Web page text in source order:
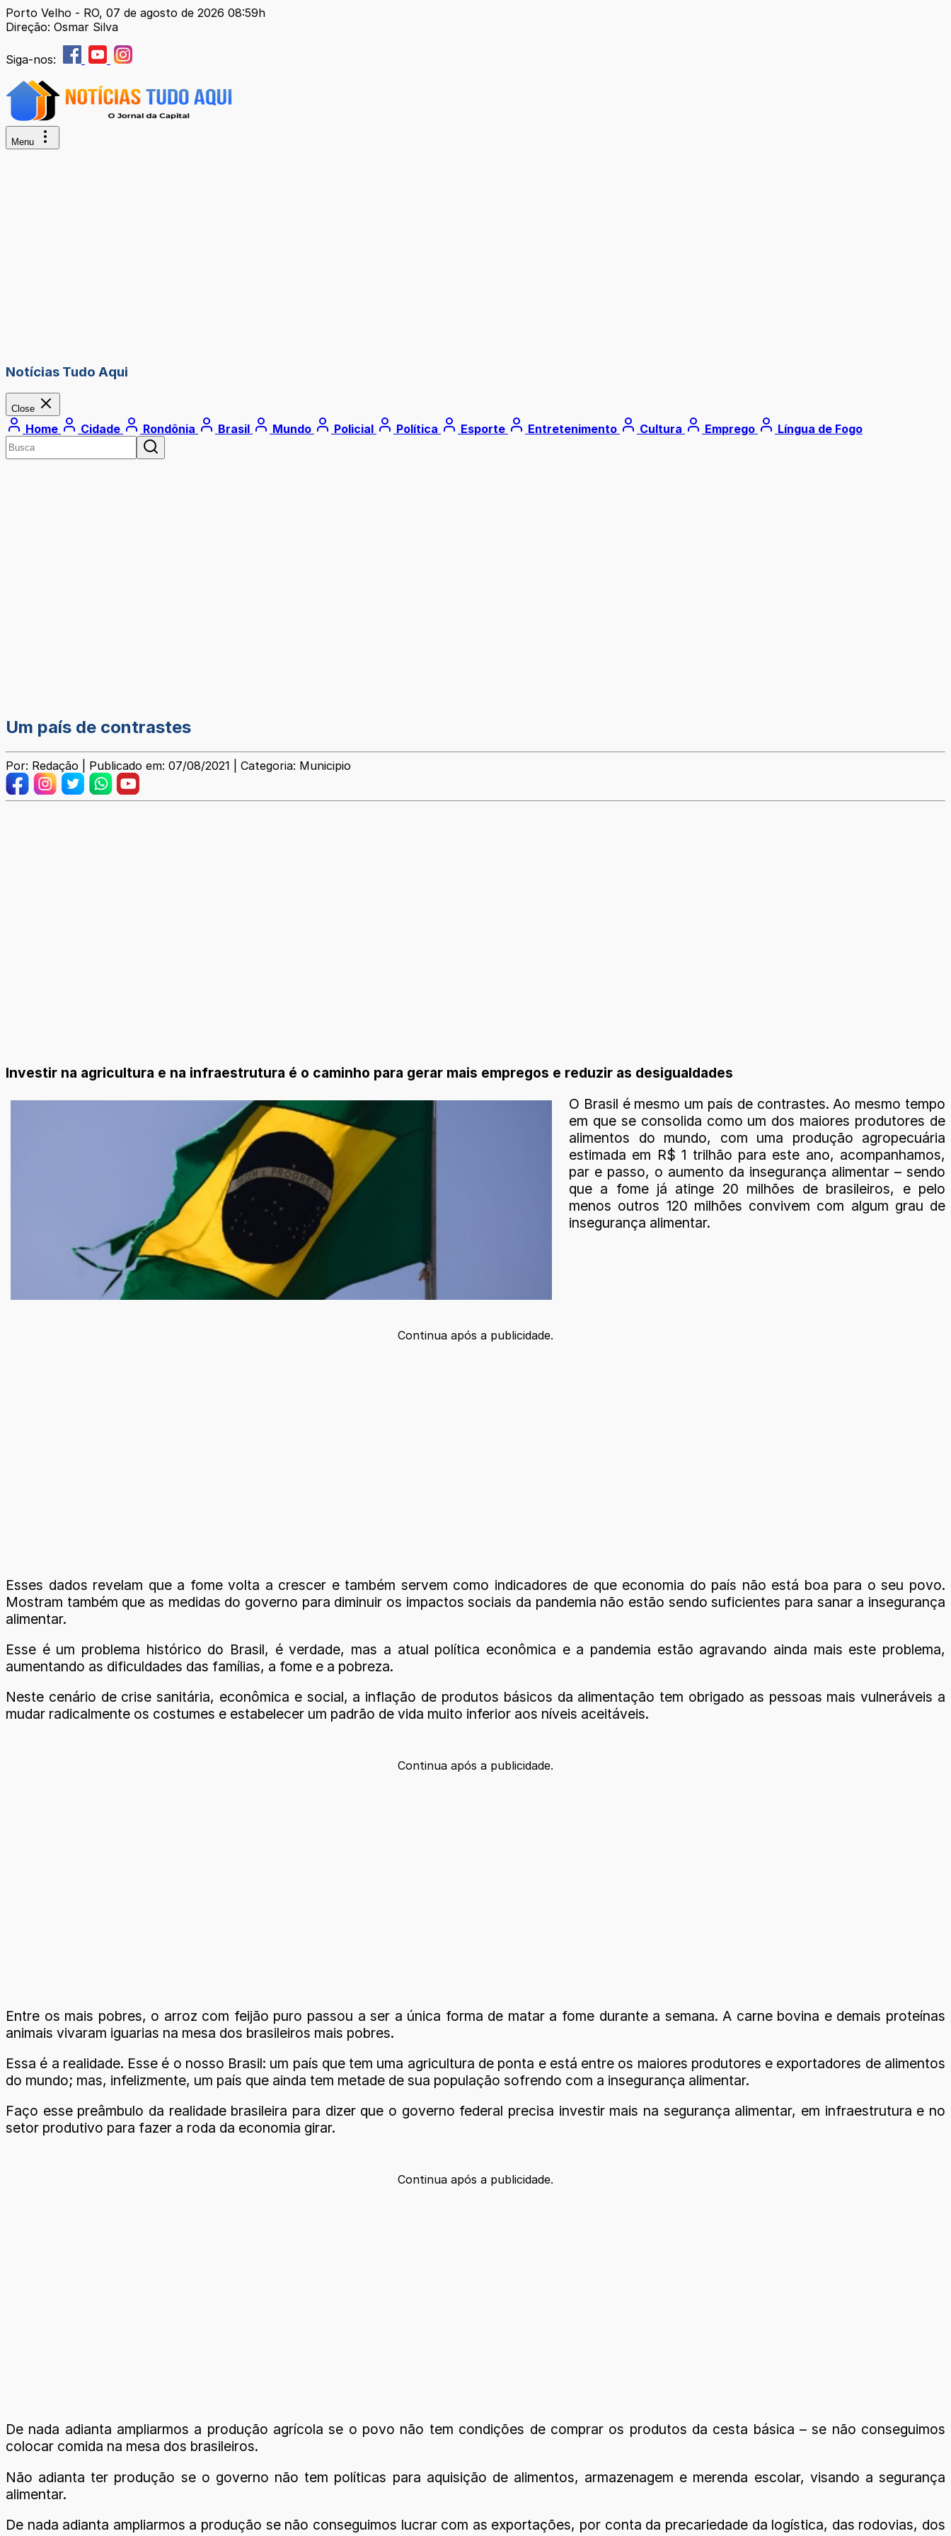
Porto Velho - RO, 07 de agosto de 2026 08:59h
Direção: Osmar Silva
Siga-nos:
Menu
Notícias Tudo Aqui
Close
Home Cidade Rondônia Brasil Mundo Policial Política Esporte Entretenimento Cultura Emprego Língua de Fogo
Um país de contrastes
Por: Redação | Publicado em: 07/08/2021 | Categoria: Municipio
Investir na agricultura e na infraestrutura é o caminho para gerar mais empregos e reduzir as desigualdades
O Brasil é mesmo um país de contrastes. Ao mesmo tempo
em que se consolida como um dos maiores produtores de
alimentos do mundo, com uma produção agropecuária
estimada em R$ 1 trilhão para este ano, acompanhamos,
par e passo, o aumento da insegurança alimentar – sendo
que a fome já atinge 20 milhões de brasileiros, e pelo
menos outros 120 milhões convivem com algum grau de
insegurança alimentar.
Continua após a publicidade.
Esses dados revelam que a fome volta a crescer e também servem como indicadores de que economia do país não está boa para o seu povo.
Mostram também que as medidas do governo para diminuir os impactos sociais da pandemia não estão sendo suficientes para sanar a insegurança
alimentar.
Esse é um problema histórico do Brasil, é verdade, mas a atual política econômica e a pandemia estão agravando ainda mais este problema,
aumentando as dificuldades das famílias, a fome e a pobreza.
Neste cenário de crise sanitária, econômica e social, a inflação de produtos básicos da alimentação tem obrigado as pessoas mais vulneráveis a
mudar radicalmente os costumes e estabelecer um padrão de vida muito inferior aos níveis aceitáveis.
Continua após a publicidade.
Entre os mais pobres, o arroz com feijão puro passou a ser a única forma de matar a fome durante a semana. A carne bovina e demais proteínas
animais vivaram iguarias na mesa dos brasileiros mais pobres.
Essa é a realidade. Esse é o nosso Brasil: um país que tem uma agricultura de ponta e está entre os maiores produtores e exportadores de alimentos
do mundo; mas, infelizmente, um país que ainda tem metade de sua população sofrendo com a insegurança alimentar.
Faço esse preâmbulo da realidade brasileira para dizer que o governo federal precisa investir mais na segurança alimentar, em infraestrutura e no
setor produtivo para fazer a roda da economia girar.
Continua após a publicidade.
De nada adianta ampliarmos a produção agrícola se o povo não tem condições de comprar os produtos da cesta básica – se não conseguimos
colocar comida na mesa dos brasileiros.
Não adianta ter produção se o governo não tem políticas para aquisição de alimentos, armazenagem e merenda escolar, visando a segurança
alimentar.
De nada adianta ampliarmos a produção se não conseguimos lucrar com as exportações, por conta da precariedade da logística, das rodovias, dos